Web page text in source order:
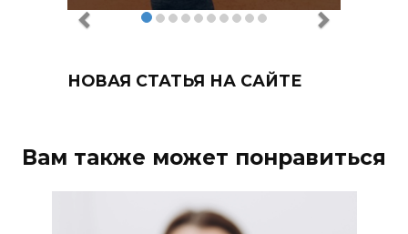
НОВАЯ СТАТЬЯ НА САЙТЕ
Вам также может понравиться